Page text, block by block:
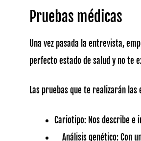
Pruebas médicas
Una vez pasada la entrevista,
perfecto estado de salud y no te
Las pruebas que te realizarán
Cariotipo: Nos describe e
Análisis genético: Con